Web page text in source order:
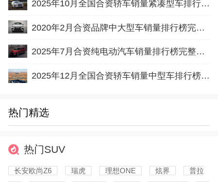
2025年10月全国合资轿车销量紧凑型车排行榜完整版(批发量
2020年2月合资品牌中大型车销量排行榜完整版名单
2025年7月合资纯电动汽车销量排行榜完整版名单(批发量
2025年12月全国合资轿车销量中型车排行榜完整版(批发量
热门精选
热门SUV
长安欧尚Z6 瑞虎 理想ONE 炫界
普拉